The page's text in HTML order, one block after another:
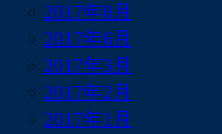
2017年8月
2017年6月
2017年3月
2017年2月
2017年1月